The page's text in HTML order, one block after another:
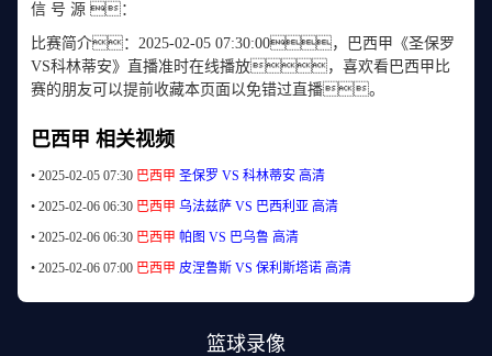
信 号 源 ：
比赛简介：2025-02-05 07:30:00，巴西甲《圣保罗
VS科林蒂安》直播准时在线播放，喜欢看巴西甲比
赛的朋友可以提前收藏本页面以免错过直播。
巴西甲 相关视频
• 2025-02-05 07:30 巴西甲 圣保罗 VS 科林蒂安 高清
• 2025-02-06 06:30 巴西甲 乌法兹萨 VS 巴西利亚 高清
• 2025-02-06 06:30 巴西甲 帕图 VS 巴乌鲁 高清
• 2025-02-06 07:00 巴西甲 皮涅鲁斯 VS 保利斯塔诺 高清
篮球录像